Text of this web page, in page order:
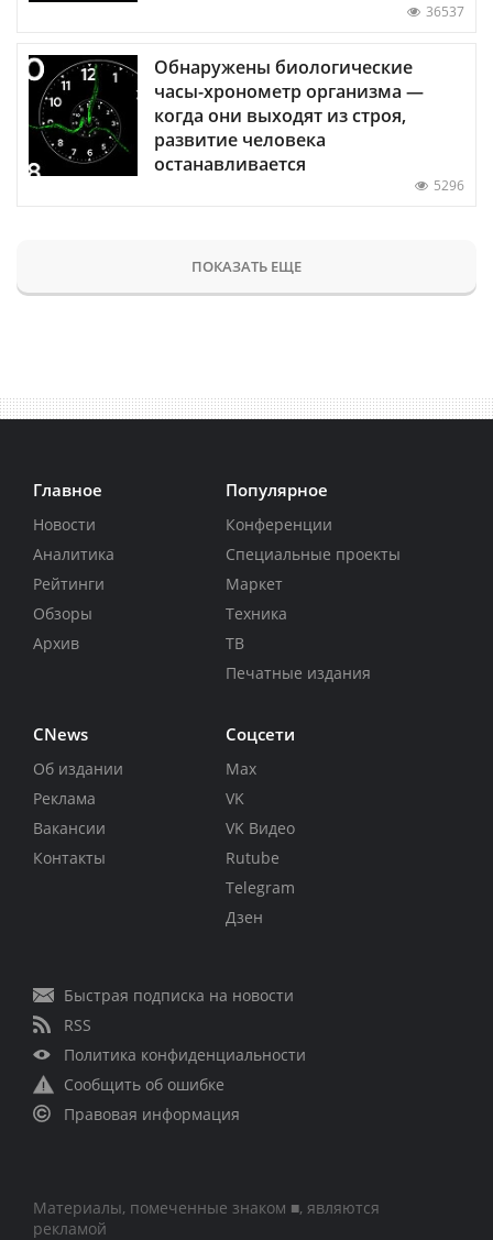
36537
Обнаружены биологические
часы-хронометр организма —
когда они выходят из строя,
развитие человека
останавливается
5296
ПОКАЗАТЬ ЕЩЕ
Главное
Новости
Аналитика
Рейтинги
Обзоры
Архив
Популярное
Конференции
Специальные проекты
Маркет
Техника
ТВ
Печатные издания
CNews
Об издании
Реклама
Вакансии
Контакты
Соцсети
Max
VK
VK Видео
Rutube
Telegram
Дзен
Быстрая подписка на новости
RSS
Политика конфиденциальности
Сообщить об ошибке
Правовая информация
Материалы, помеченные знаком ■, являются
рекламой